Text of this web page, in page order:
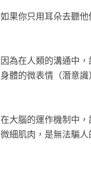
如果你只用耳朵去聽
因為在人類的溝通中
身體的微表情（潛意識
在大腦的運作機制中
微細肌肉，是無法騙人